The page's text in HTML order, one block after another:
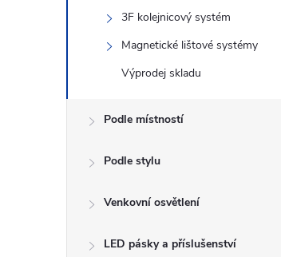
3F kolejnicový systém
Magnetické lištové systémy
Výprodej skladu
Podle místností
Podle stylu
Venkovní osvětlení
LED pásky a příslušenství